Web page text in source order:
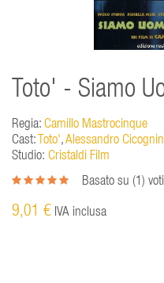
Toto' - Siamo
Regia: Camillo Mastrocinque
Cast: Toto',Alessandro
Studio: Cristaldi Film
Basato su (1) voti
9,01 € IVA inclusa